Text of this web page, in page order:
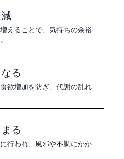
えることで、気持ちの余裕
る
欲増加を防ぎ、代謝の乱れ
る
行われ、風邪や不調にかか